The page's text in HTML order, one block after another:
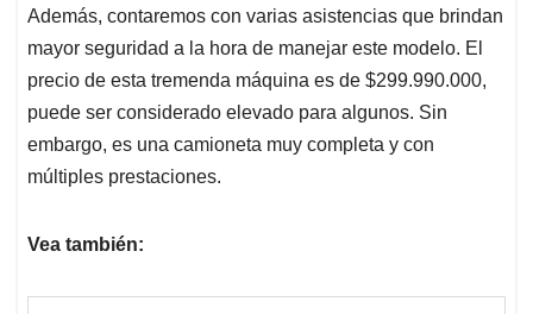
Además, contaremos con varias asistencias que brindan
mayor seguridad a la hora de manejar este modelo. El
precio de esta tremenda máquina es de $299.990.000,
puede ser considerado elevado para algunos. Sin
embargo, es una camioneta muy completa y con
múltiples prestaciones.
Vea también: